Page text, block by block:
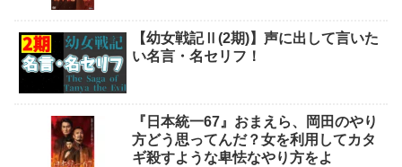
【幼女戦記Ⅱ(2期)】声に出して言いた
い名言・名セリフ！
『日本統一67』おまえら、岡田のやり
方どう思ってんだ？女を利用してカタ
ギ殺すような卑怯なやり方をよ